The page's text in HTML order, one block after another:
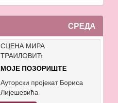
СРЕДА
СЦЕНА МИРА
ТРАИЛОВИЋ
МОЈЕ ПОЗОРИШТЕ
Ауторски пројекат Бориса
Лијешевића